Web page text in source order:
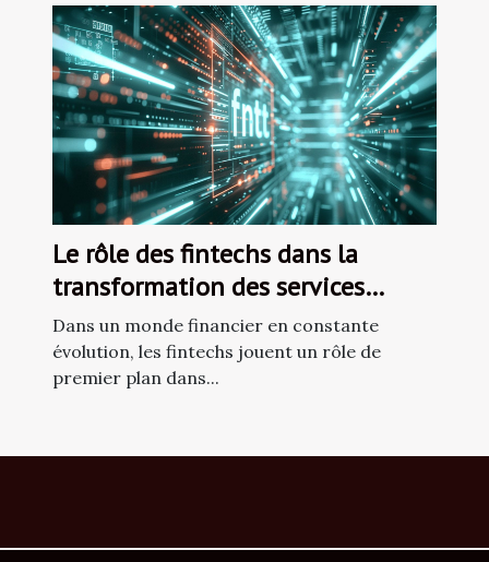
Le rôle des fintechs dans la
transformation des services
financiers
Dans un monde financier en constante
évolution, les fintechs jouent un rôle de
premier plan dans...